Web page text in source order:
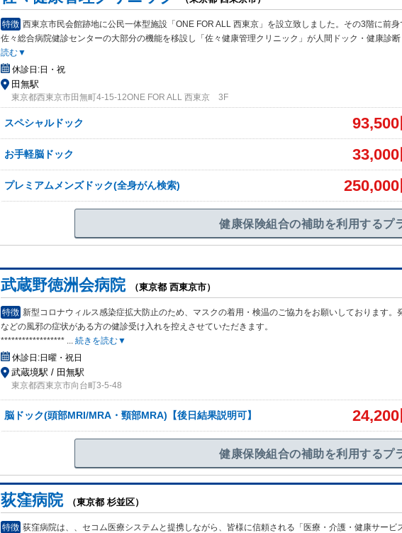
特徴 西東京市民会館跡地に公民一体型施設「ONE FOR ALL 西東京」を設立致しました。その3階に前身
佐々総合病院健診センターの大部分の機能を移設し「佐々健康管理クリニック」が人間ドック・健康診断
読む▼
休診日:日・祝
田無駅
東京都西東京市田無町4-15-12ONE FOR ALL 西東京 3F
スペシャルドック 93,500
お手軽脳ドック 33,000
プレミアムメンズドック(全身がん検索) 250,000
健康保険組合の補助を利用するプ
武蔵野徳洲会病院 （東京都 西東京市）
特徴 新型コロナウィルス感染症拡大防止のため、マスクの着用・検温のご協力をお願いしております。
などの風邪の症状がある方の健診受け入れを控えさせていただきます。
****************** ... 続きを読む▼
休診日:日曜・祝日
武蔵境駅 / 田無駅
東京都西東京市向台町3-5-48
脳ドック(頭部MRI/MRA・頸部MRA)【後日結果説明可】 24,200
健康保険組合の補助を利用するプ
荻窪病院 （東京都 杉並区）
特徴 荻窪病院は、、セコム医療システムと提携しながら、皆様に信頼される「医療・介護・健康サービ